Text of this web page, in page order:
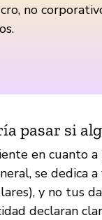
no
pasar si
en cuanto
se dedica
y no tus
declaran